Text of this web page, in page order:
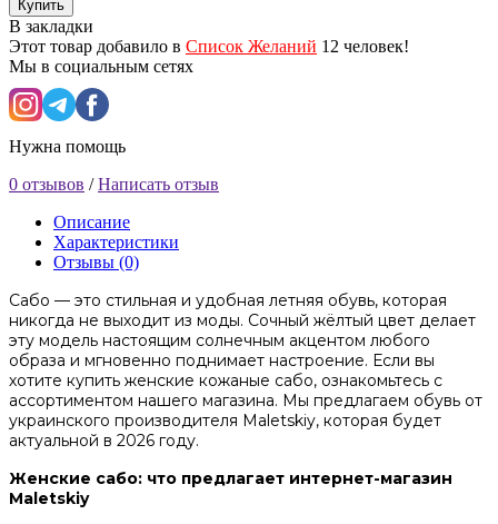
Купить
В закладки
Этот товар добавило в Список Желаний 12 человек!
Мы в социальным сетях
Нужна помощь
0 отзывов /Написать отзыв
Описание
Характеристики
Отзывы (0)
Сабо — это стильная и удобная летняя обувь, которая
никогда не выходит из моды. Сочный жёлтый цвет делает
эту модель настоящим солнечным акцентом любого
образа и мгновенно поднимает настроение. Если вы
хотите купить женские кожаные сабо, ознакомьтесь с
ассортиментом нашего магазина. Мы предлагаем обувь от
украинского производителя Maletskiy, которая будет
актуальной в 2026 году.
Женские сабо: что предлагает интернет-магазин
Maletskiy